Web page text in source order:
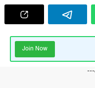
Join Now